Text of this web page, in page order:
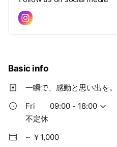
Basic info
一瞬で、感動と思い出を。
Fri
09:00 - 18:00
不定休
~ ￥1,000